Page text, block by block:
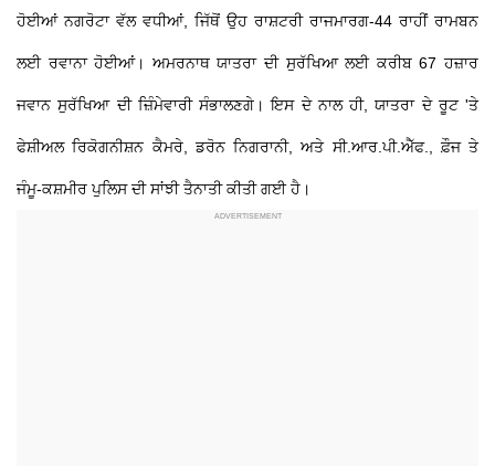
ਹੋਈਆਂ ਨਗਰੋਟਾ ਵੱਲ ਵਧੀਆਂ, ਜਿੱਥੋਂ ਉਹ ਰਾਸ਼ਟਰੀ ਰਾਜਮਾਰਗ-44 ਰਾਹੀਂ ਰਾਮਬਨ
ਲਈ ਰਵਾਨਾ ਹੋਈਆਂ। ਅਮਰਨਾਥ ਯਾਤਰਾ ਦੀ ਸੁਰੱਖਿਆ ਲਈ ਕਰੀਬ 67 ਹਜ਼ਾਰ
ਜਵਾਨ ਸੁਰੱਖਿਆ ਦੀ ਜ਼ਿੰਮੇਵਾਰੀ ਸੰਭਾਲਣਗੇ। ਇਸ ਦੇ ਨਾਲ ਹੀ, ਯਾਤਰਾ ਦੇ ਰੂਟ 'ਤੇ
ਫੇਸ਼ੀਅਲ ਰਿਕੋਗਨੀਸ਼ਨ ਕੈਮਰੇ, ਡਰੋਨ ਨਿਗਰਾਨੀ, ਅਤੇ ਸੀ.ਆਰ.ਪੀ.ਐੱਫ., ਫ਼ੌਜ ਤੇ
ਜੰਮੂ-ਕਸ਼ਮੀਰ ਪੁਲਿਸ ਦੀ ਸਾਂਝੀ ਤੈਨਾਤੀ ਕੀਤੀ ਗਈ ਹੈ।